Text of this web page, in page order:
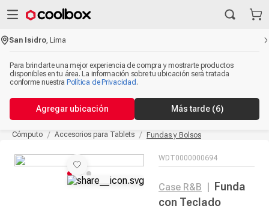
San Isidro ,Lima
Para brindarte una mejor experiencia de compra y mostrarte productos
disponibles en tu área. La información sobre tu ubicación será tratada
conforme nuestra Política de Privacidad .
Agregar ubicación Más tarde (5)
Cómputo Accesorios para Tablets Fundas y Bolsos
WDT0000000694
Case R&B
Funda
con Teclado